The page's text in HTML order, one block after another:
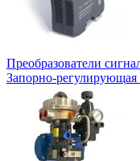
Преобразователи
Запорно-